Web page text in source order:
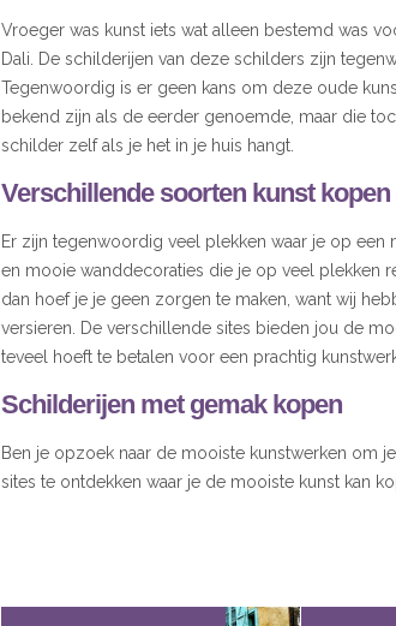
Vroeger was kunst iets wat alleen bestemd was
Dali. De schilderijen van deze schilders zijn
Tegenwoordig is er geen kans om deze oude
bekend zijn als de eerder genoemde, maar die
schilder zelf als je het in je huis hangt.
Verschillende soorten kunst kopen
Er zijn tegenwoordig veel plekken waar je op
en mooie wanddecoraties die je op veel plekken
dan hoef je je geen zorgen te maken, want wij
versieren. De verschillende sites bieden jou de
teveel hoeft te betalen voor een prachtig
Schilderijen met gemak kopen
Ben je opzoek naar de mooiste kunstwerken om
sites te ontdekken waar je de mooiste kunst kan